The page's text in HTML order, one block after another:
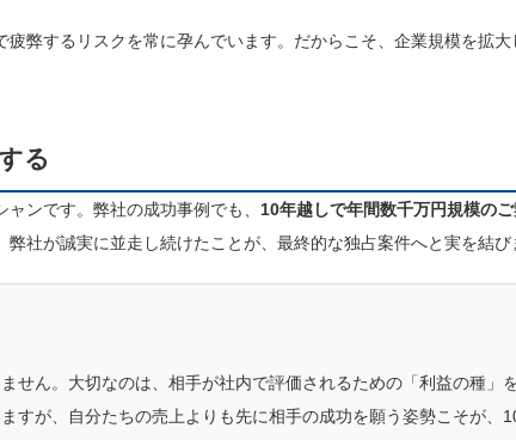
弊するリスクを常に孕んでいます。だからこそ、企業規模を拡大
る
ンです。弊社の成功事例でも、 10年越しで年間数千万円規模の
社が誠実に並走し続けたことが、最終的な独占案件へと実を結び
せん。大切なのは、相手が社内で評価されるための「利益の種」
すが、自分たちの売上よりも先に相手の成功を願う姿勢こそが、